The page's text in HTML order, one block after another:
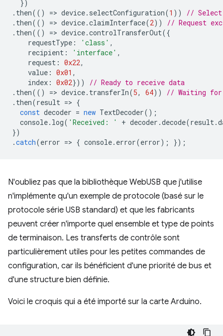
})
. then(() => device. selectConfiguration(1 ))
//
. then(() => device.claimInterface(2))
// Request
. then(() => device.controlTransferOut({
requestType : 'class' ,
recipient : 'interface' ,
request : 0x22,
value : 0x01 ,
index : 0x02}))
// Ready to receive data
. then(() => device. transferIn(5, 64))
// Waiting for
. then(result => {
const decoder = new TextDecoder();
console. log( 'Received: ' + decoder .decode(result.
})
.catch(error => { console. error(error); });
N'oubliez pas que la bibliothèque WebUSB que j'utilise
n'implémente qu'un exemple de protocole (basé sur le
protocole série USB standard) et que les fabricants
peuvent créer n'importe quel ensemble et type de points
de terminaison. Les transferts de contrôle sont
particulièrement utiles pour les petites commandes de
configuration, car ils bénéficient d'une priorité de bus et
d'une structure bien définie.
Voici le croquis qui a été importé sur la carte Arduino.